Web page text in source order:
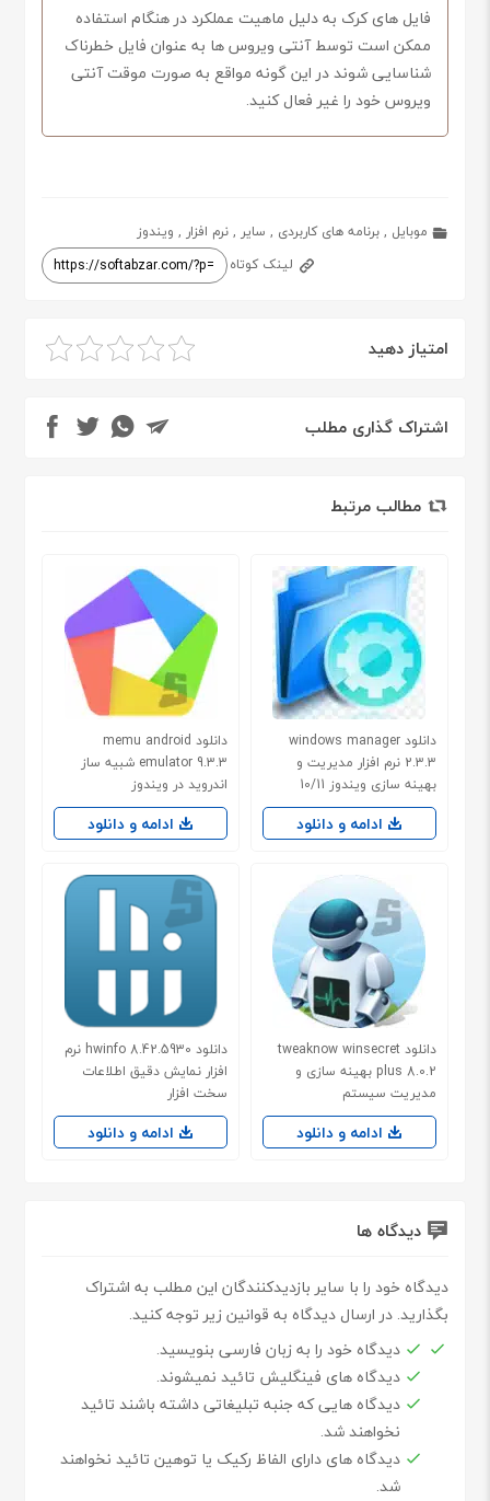
فایل های کرک به دلیل ماهیت عملکرد در هنگام استفاده
ممکن است توسط آنتی ویروس ها به عنوان فایل خطرناک
شناسایی شوند در این گونه مواقع به صورت موقت آنتی
ویروس خود را غیر فعال کنید.
موبایل ,برنامه های کاربردی , سایر ,نرم افزار , ویندوز
لینک کوتاه
امتیاز دهید
اشتراک گذاری مطلب
مطالب مرتبط
دانلود windows manager
2.3.3 نرم افزار مدیریت و
بهینه سازی ویندوز 10/11
ادامه و دانلود
دانلود memu android
emulator 9.3.3 شبیه ساز
اندروید در ویندوز
ادامه و دانلود
دانلود tweaknow winsecret
plus 8.0.2 بهینه سازی و
مدیریت سیستم
ادامه و دانلود
دانلود hwinfo 8.42.5930 نرم
افزار نمایش دقیق اطلاعات
سخت افزار
ادامه و دانلود
دیدگاه ها
دیدگاه خود را با سایر بازدیدکنندگان این مطلب به اشتراک
بگذارید. در ارسال دیدگاه به قوانین زیر توجه کنید.
دیدگاه خود را به زبان فارسی بنویسید.
دیدگاه های فینگلیش تائید نمیشوند.
دیدگاه هایی که جنبه تبلیغاتی داشته باشند تائید
نخواهند شد.
دیدگاه های دارای الفاظ رکیک یا توهین تائید نخواهند
شد.